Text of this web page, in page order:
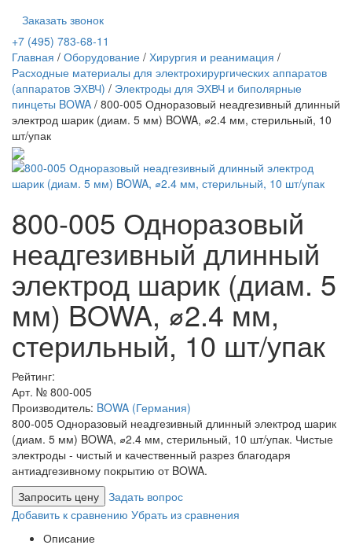
Заказать звонок
+7 (495) 783-68-11
Главная / Оборудование / Хирургия и реанимация /
Расходные материалы для электрохирургических аппаратов
(аппаратов ЭХВЧ) / Электроды для ЭХВЧ и биполярные
пинцеты BOWA / 800-005 Одноразовый неадгезивный длинный
электрод шарик (диам. 5 мм) BOWA, ⌀2.4 мм, стерильный, 10
шт/упак
800-005 Одноразовый
неадгезивный длинный
электрод шарик (диам. 5
мм) BOWA, ⌀2.4 мм,
стерильный, 10 шт/упак
Рейтинг:
Арт. № 800-005
Производитель: BOWA (Германия)
800-005 Одноразовый неадгезивный длинный электрод шарик
(диам. 5 мм) BOWA, ⌀2.4 мм, стерильный, 10 шт/упак. Чистые
электроды - чистый и качественный разрез благодаря
антиадгезивному покрытию от BOWA.
Запросить цену Задать вопрос
Добавить к сравнению Убрать из сравнения
Описание